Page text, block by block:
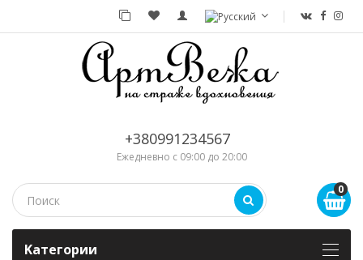
+380991234567
Ежедневно с 09:00 до 20:00
0
Kатегории